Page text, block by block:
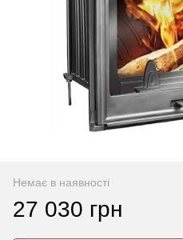
Немає в наявності
27 030 грн